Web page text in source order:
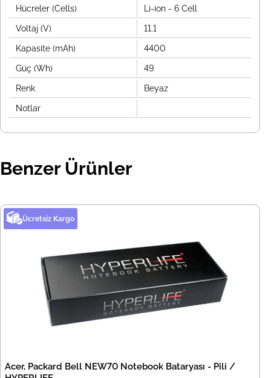
Hücreler (Cells) Li-ion - 6 Cell
Voltaj (V) 11.1
Kapasite (mAh) 4400
Güç (Wh) 49
Renk Beyaz
Notlar
Benzer Ürünler
Ücretsiz Kargo
Acer, Packard Bell NEW70 Notebook Bataryası - Pili /